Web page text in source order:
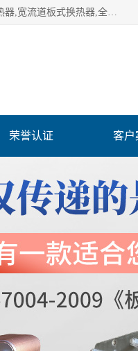
湖南欧力德换热实业有限公司生产换热设备,板式换热器,板式热交换器,板式换热器机组,卫生级板式换热器,宽流道板式换热器,全焊接板式换热器,钎焊板式换热器,钛材板式换热器,容积式换热器,盘管换热,不锈钢水箱,定压补水机组,变频供水机组等,用户覆盖：湖南、湖北、广西、广东、海南、云南、贵州等全国各地。
荣誉认证 客户